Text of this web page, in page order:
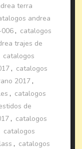
terra
andrea
, catalogos
trajes de
catalogos
, catalogos
2017 ,
, catalogos
de
, catalogos
catalogos
, catalogos